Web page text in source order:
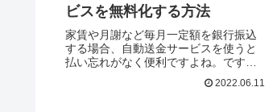
ビスを無料化する方法
家賃や月謝など毎月一定額を銀行振込
する場合、自動送金サービスを使うと
払い忘れがなく便利ですよね。です
が、定額自動送金サービスはタダでは
ありません。例えば、3万円を南都銀行
2022.06.11